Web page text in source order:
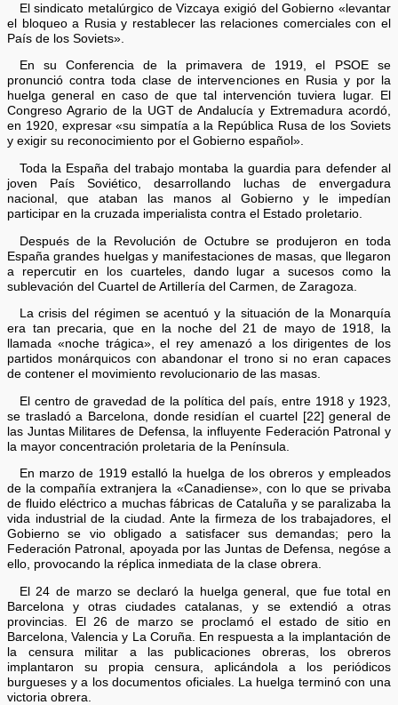
El sindicato metalúrgico de Vizcaya exigió del Gobierno «levantar
el bloqueo a Rusia y restablecer las relaciones comerciales con el
País de los Soviets».
En su Conferencia de la primavera de 1919, el PSOE se
pronunció contra toda clase de intervenciones en Rusia y por la
huelga general en caso de que tal intervención tuviera lugar. El
Congreso Agrario de la UGT de Andalucía y Extremadura acordó,
en 1920, expresar «su simpatía a la República Rusa de los Soviets
y exigir su reconocimiento por el Gobierno español».
Toda la España del trabajo montaba la guardia para defender al
joven País Soviético, desarrollando luchas de envergadura
nacional, que ataban las manos al Gobierno y le impedían
participar en la cruzada imperialista contra el Estado proletario.
Después de la Revolución de Octubre se produjeron en toda
España grandes huelgas y manifestaciones de masas, que llegaron
a repercutir en los cuarteles, dando lugar a sucesos como la
sublevación del Cuartel de Artillería del Carmen, de Zaragoza.
La crisis del régimen se acentuó y la situación de la Monarquía
era tan precaria, que en la noche del 21 de mayo de 1918, la
llamada «noche trágica», el rey amenazó a los dirigentes de los
partidos monárquicos con abandonar el trono si no eran capaces
de contener el movimiento revolucionario de las masas.
El centro de gravedad de la política del país, entre 1918 y 1923,
se trasladó a Barcelona, donde residían el cuartel [22] general de
las Juntas Militares de Defensa, la influyente Federación Patronal y
la mayor concentración proletaria de la Península.
En marzo de 1919 estalló la huelga de los obreros y empleados
de la compañía extranjera la «Canadiense», con lo que se privaba
de fluido eléctrico a muchas fábricas de Cataluña y se paralizaba la
vida industrial de la ciudad. Ante la firmeza de los trabajadores, el
Gobierno se vio obligado a satisfacer sus demandas; pero la
Federación Patronal, apoyada por las Juntas de Defensa, negóse a
ello, provocando la réplica inmediata de la clase obrera.
El 24 de marzo se declaró la huelga general, que fue total en
Barcelona y otras ciudades catalanas, y se extendió a otras
provincias. El 26 de marzo se proclamó el estado de sitio en
Barcelona, Valencia y La Coruña. En respuesta a la implantación de
la censura militar a las publicaciones obreras, los obreros
implantaron su propia censura, aplicándola a los periódicos
burgueses y a los documentos oficiales. La huelga terminó con una
victoria obrera.